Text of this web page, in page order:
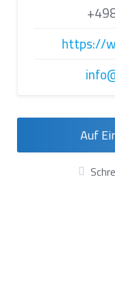
https://
Auf